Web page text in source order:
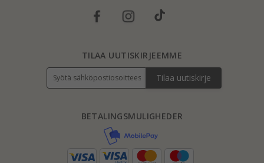
BETALINGSMULIGHEDER
TILAA UUTISKIRJEEMME
Tilaa uutiskirje